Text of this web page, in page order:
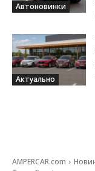
Автоновинки
Актуально